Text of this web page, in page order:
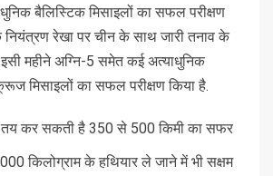
बैलिस्टिक मिसाइलों का सफल परीक्षण
नियंत्रण रेखा पर चीन के साथ जारी तनाव के
महीने अग्नि-5 समेत कई अत्याधुनिक
मिसाइलों का सफल परीक्षण किया है.
कर सकती है 350 से 500 किमी का सफर
किलोग्राम के हथियार ले जाने में भी सक्षम